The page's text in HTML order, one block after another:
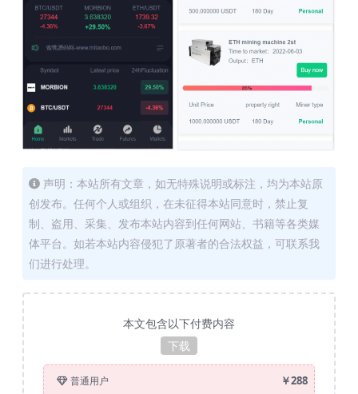
声明：本站所有文章，如无特殊说明或标注，均为本站原
创发布。任何个人或组织，在未征得本站同意时，禁止复
制、盗用、采集、发布本站内容到任何网站、书籍等各类媒
体平台。如若本站内容侵犯了原著者的合法权益，可联系我
们进行处理。
本文包含以下付费内容
下载
普通用户 ￥288